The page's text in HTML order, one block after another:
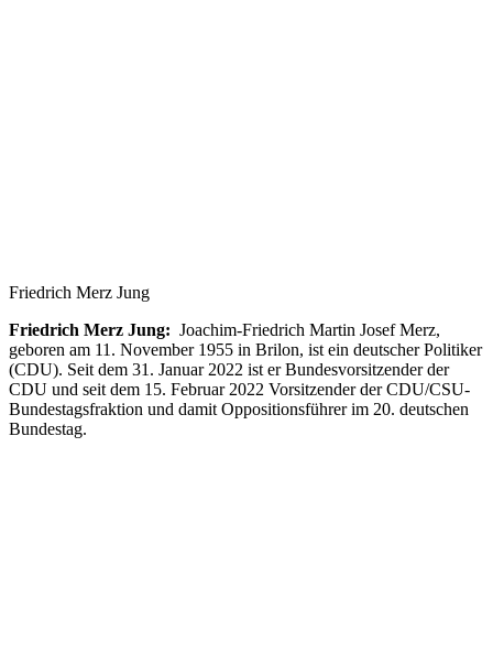
Friedrich Merz Jung
Friedrich Merz Jung: Joachim-Friedrich Martin Josef Merz,
geboren am 11. November 1955 in Brilon, ist ein deutscher Politiker
(CDU). Seit dem 31. Januar 2022 ist er Bundesvorsitzender der
CDU und seit dem 15. Februar 2022 Vorsitzender der CDU/CSU-
Bundestagsfraktion und damit Oppositionsführer im 20. deutschen
Bundestag.